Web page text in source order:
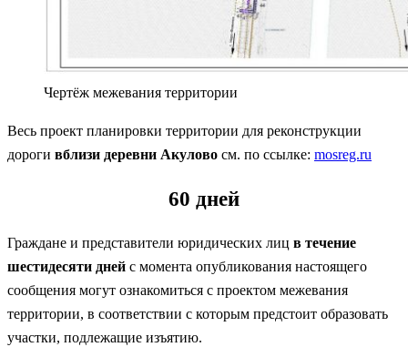
Чертёж межевания территории
Весь проект планировки территории для реконструкции
дороги вблизи деревни Акулово см. по ссылке: mosreg.ru
60 дней
Граждане и представители юридических лиц в течение
шестидесяти дней с момента опубликования настоящего
сообщения могут ознакомиться с проектом межевания
территории, в соответствии с которым предстоит образовать
участки, подлежащие изъятию.